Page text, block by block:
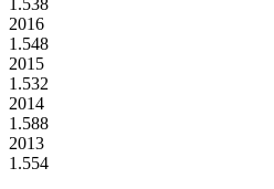
2016
1.548
2015
1.532
2014
1.588
2013
1.554